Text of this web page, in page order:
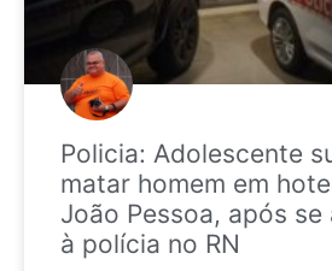
Policia: Adolescente
matar homem em
João Pessoa, após
à polícia no RN